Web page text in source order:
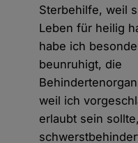
Sterbehilfe, weil
Leben für heilig
habe ich
beunruhigt, die
weil ich
erlaubt sein